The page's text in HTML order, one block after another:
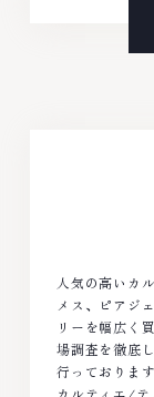
人気の高いカ
メス、ピアジ
リーを幅広く
場調査を徹底
行っております
カルティエ/